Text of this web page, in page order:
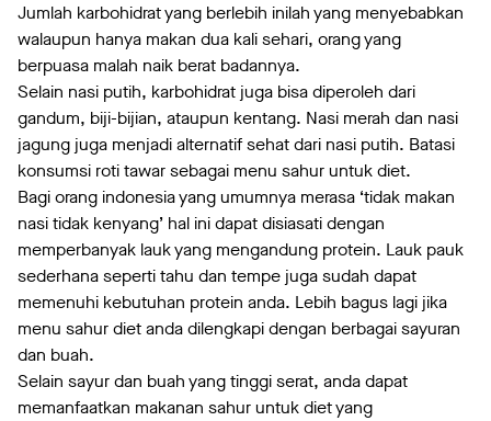
Jumlah karbohidrat yang berlebih inilah yang menyebabkan
walaupun hanya makan dua kali sehari, orang yang
berpuasa malah naik berat badannya.
Selain nasi putih, karbohidrat juga bisa diperoleh dari
gandum, biji-bijian, ataupun kentang. Nasi merah dan nasi
jagung juga menjadi alternatif sehat dari nasi putih. Batasi
konsumsi roti tawar sebagai menu sahur untuk diet.
Bagi orang indonesia yang umumnya merasa ‘tidak makan
nasi tidak kenyang’ hal ini dapat disiasati dengan
memperbanyak lauk yang mengandung protein. Lauk pauk
sederhana seperti tahu dan tempe juga sudah dapat
memenuhi kebutuhan protein anda. Lebih bagus lagi jika
menu sahur diet anda dilengkapi dengan berbagai sayuran
dan buah.
Selain sayur dan buah yang tinggi serat, anda dapat
memanfaatkan makanan sahur untuk diet yang